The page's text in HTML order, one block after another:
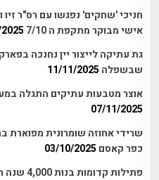
חניכי 'שחקים' נפגשו עם רס"ר זיו
אישי מבוקר מתקפת ה 7/10
גת עתיקה לייצור יין נחנכה
שבשפלה 11/11/2025
אוצר מטבעות עתיקים התגלה
07/11/2025
כפר קאסם 03/10/2025
פתילות